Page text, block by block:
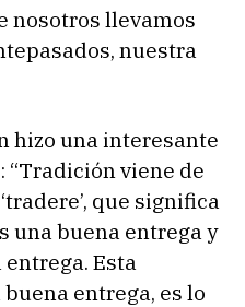
nosotros llevamos
nuestra
hizo una interesante
viene de
que significa
una buena entrega y
Esta
entrega, es lo